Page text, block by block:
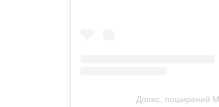
Допис, поширений